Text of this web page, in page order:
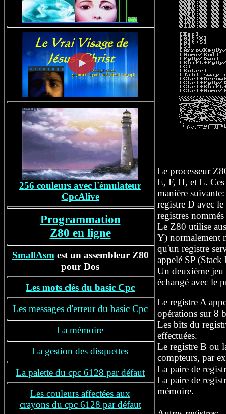
256 couleurs avec l'émulateur
CpcAlive
Programmation
Z80 en ligne
SmallAsm est un assembleur Z80
pour Dos
Les mots clés du basic Cpc
Les messages d'erreur du basic Cpc
La mémoire
La gestion des disquettes
La palette du cpc 6128 par défaut
Les couleurs affectées aux
crayons du cpc 6128 par défaut
Le processeur
E, F, H, et L. Ces
manière
registre D avec le
registres
Le Z80 utilise
Y) normalement
qu'un registre
appelé SP
Un deuxième
échangé avec le
Le registre A
opérations sur 8
Les bits du
effectuées.
Le registre B ou
compteurs, par
La paire de
La paire de
mémoire.